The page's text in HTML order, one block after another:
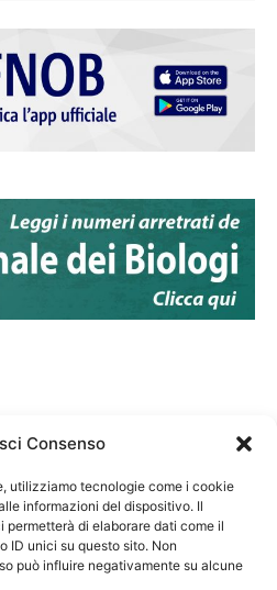
Consenso
utilizziamo tecnologie come i cookie
informazioni del dispositivo. Il
di elaborare dati come il
ID unici su questo sito. Non
può influire negativamente su alcune
Degli Ordini dei Biologi:
80069130583
www.fnob.it: Vincenzo